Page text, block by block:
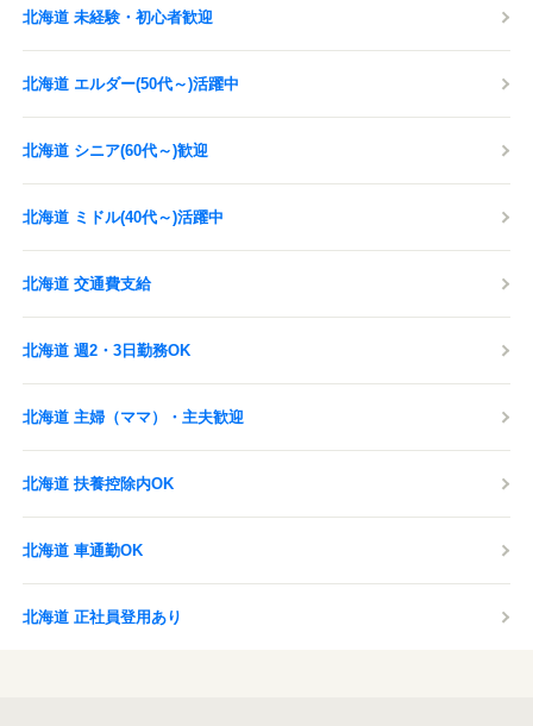
北海道 未経験・初心者歓迎
北海道 エルダー(50代～)活躍中
北海道 シニア(60代～)歓迎
北海道 ミドル(40代～)活躍中
北海道 交通費支給
北海道 週2・3日勤務OK
北海道 主婦（ママ）・主夫歓迎
北海道 扶養控除内OK
北海道 車通勤OK
北海道 正社員登用あり